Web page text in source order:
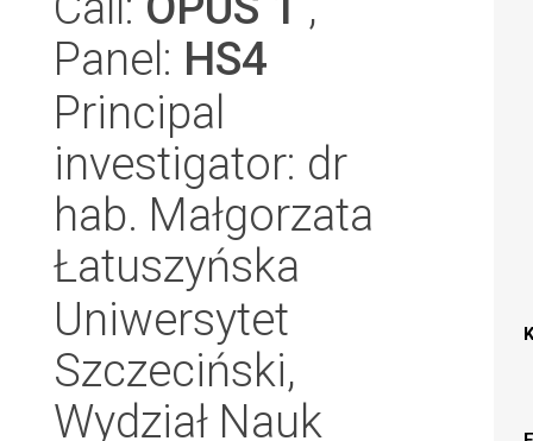
Panel: HS4
Principal
investigator: dr
hab. Małgorzata
Łatuszyńska
Uniwersytet
Szczeciński,
Wydział Nauk